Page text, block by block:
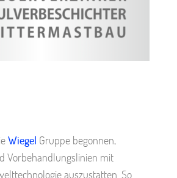
Wiegel Gruppe begonnen,
Vorbehandlungslinien mit
auszustatten. So